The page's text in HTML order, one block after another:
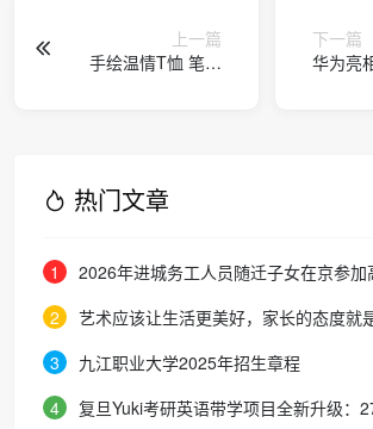
上一篇
手绘温情T恤 笔墨
下一篇
华为亮
热门文章
1
2026年进城务工人员随迁子女在京参加
生考试报名通知
2
艺术应该让生活更美好，家长的态度就
育！
3
九江职业大学2025年招生章程
4
复旦Yuki考研英语带学项目全新升级：